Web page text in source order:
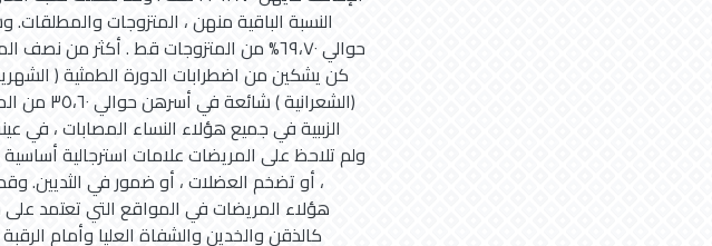
النسبة الباقية منهن ، المتزوجات
كن يشكين من اضطرابات الدورة الطمثية (
الزببية في جميع هؤلاء النساء المصابات ، في
ولم تلاحظ على المريضات علامات استرجالية
، أو تضخم العضلات ، أو ضمور في الثديين.
هؤلاء المريضات في المواقع التي تعتمد على
كالذقن والخدين والشفاة العليا وأمام